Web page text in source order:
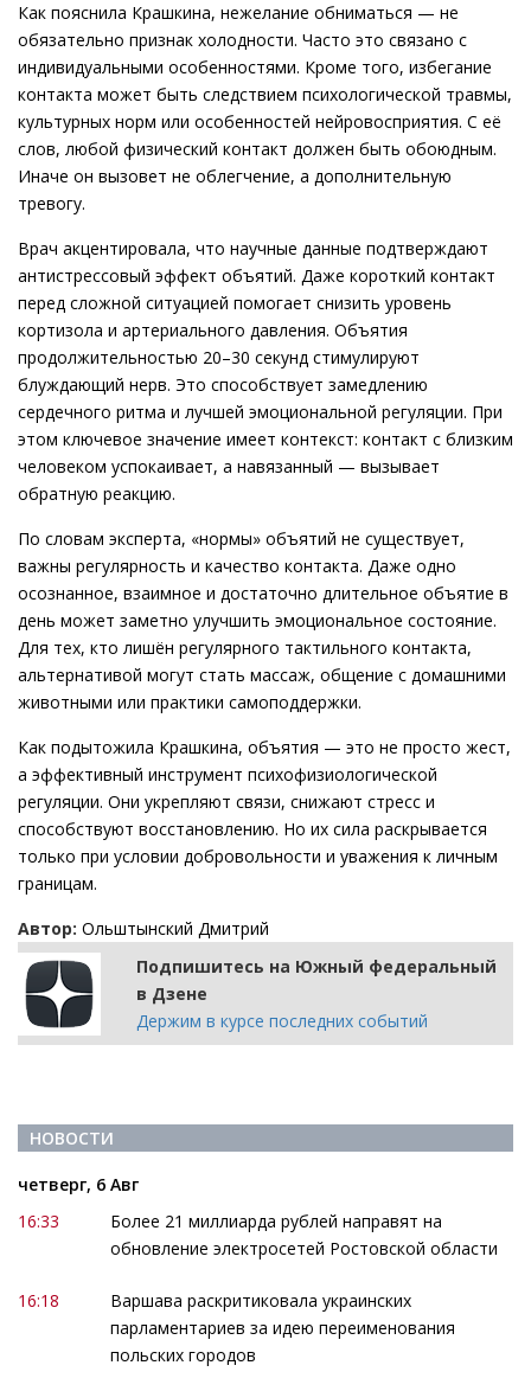
Как пояснила Крашкина, нежелание обниматься — не
обязательно признак холодности. Часто это связано с
индивидуальными особенностями. Кроме того, избегание
контакта может быть следствием психологической травмы,
культурных норм или особенностей нейровосприятия. С её
слов, любой физический контакт должен быть обоюдным.
Иначе он вызовет не облегчение, а дополнительную
тревогу.
Врач акцентировала, что научные данные подтверждают
антистрессовый эффект объятий. Даже короткий контакт
перед сложной ситуацией помогает снизить уровень
кортизола и артериального давления. Объятия
продолжительностью 20–30 секунд стимулируют
блуждающий нерв. Это способствует замедлению
сердечного ритма и лучшей эмоциональной регуляции. При
этом ключевое значение имеет контекст: контакт с близким
человеком успокаивает, а навязанный — вызывает
обратную реакцию.
По словам эксперта, «нормы» объятий не существует,
важны регулярность и качество контакта. Даже одно
осознанное, взаимное и достаточно длительное объятие в
день может заметно улучшить эмоциональное состояние.
Для тех, кто лишён регулярного тактильного контакта,
альтернативой могут стать массаж, общение с домашними
животными или практики самоподдержки.
Как подытожила Крашкина, объятия — это не просто жест,
а эффективный инструмент психофизиологической
регуляции. Они укрепляют связи, снижают стресс и
способствуют восстановлению. Но их сила раскрывается
только при условии добровольности и уважения к личным
границам.
Автор: Ольштынский Дмитрий
Подпишитесь на Южный федеральный
в Дзене
Держим в курсе последних событий
НОВОСТИ
четверг, 6 Авг
16:33
Более 21 миллиарда рублей направят на
обновление электросетей Ростовской области
16:18
Варшава раскритиковала украинских
парламентариев за идею переименования
польских городов